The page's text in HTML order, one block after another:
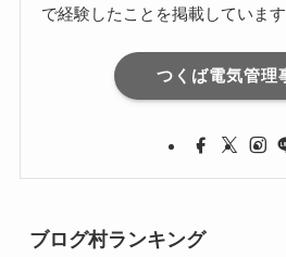
で経験したことを掲載しています
つくば電気管理
ブログ村ランキング